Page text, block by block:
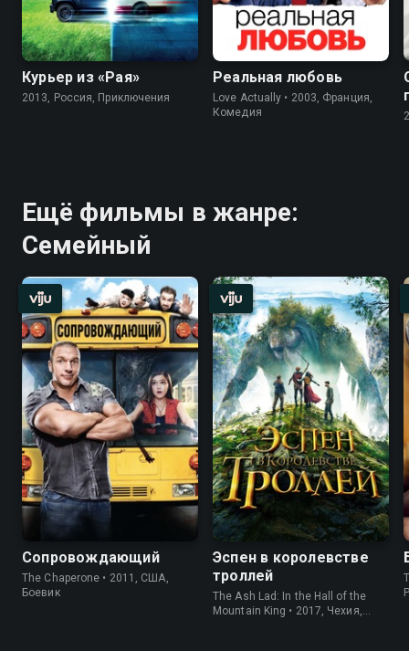
Курьер из «Рая»
2013, Россия, Приключения
Реальная любовь
Love Actually • 2003, Франция,
Комедия
Ещё фильмы в жанре:
Семейный
Сопровождающий
The Chaperone • 2011, США,
Боевик
Эспен в королевстве
троллей
The Ash Lad: In the Hall of the
Mountain King • 2017, Чехия,